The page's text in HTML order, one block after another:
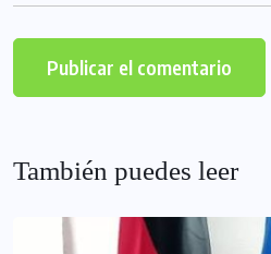
También puedes leer